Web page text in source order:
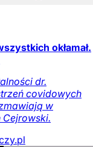
okłamał.
dr.
covidowych
w
Cejrowski.